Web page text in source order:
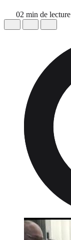
02 min de lecture